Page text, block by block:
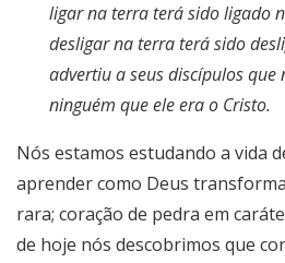
ligar na terra terá sido ligado
desligar na terra terá sido
advertiu a seus discípulos que
ninguém que ele era o Cristo.
Nós estamos estudando a vida
aprender como Deus
rara; coração de pedra em
de hoje nós descobrimos que